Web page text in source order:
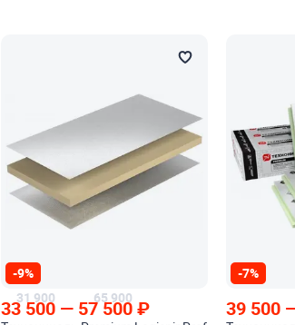
-9%
31 900
33 500 — 65 900
57 500 ₽
-7%
39 500